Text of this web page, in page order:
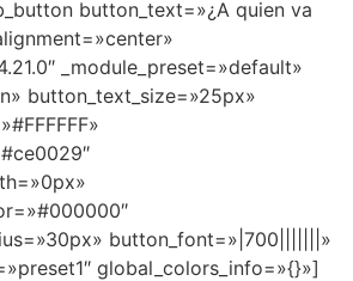
button_text=»¿A quien va
_module_preset=»default»
button_text_size=»25px»
button_font=»|700|||||||»
global_colors_info=»{}»]